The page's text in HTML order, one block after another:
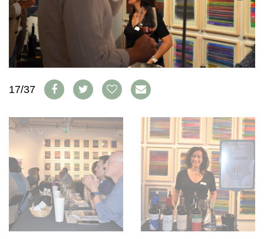
ABO
AUSGABE
ARCHIV
VORTEILSWELT
BÜCHER
WEINSZENE
PORTRAITS
VINOPHILES
ARCHIV
ANMELDEN
AWARDS
GEWINNSPIELE
TRINKREIFETABELLE
WEINSUCHE
NEWSLETTER
WINE TRADE CLUB
REDAKTION
JOBS
WERBUNG
PRESSE
IMPRESSUM
17/37